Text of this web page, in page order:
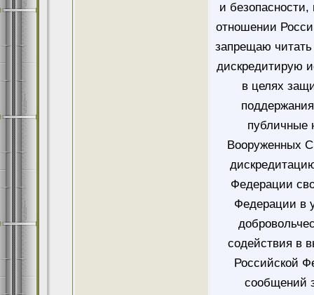
и безопасности,
отношении
запрещаю читать
дискредитирую
в целях
публичные
Вооруженных
Федерации
Федерации в
содействия в
Российской
сообщений